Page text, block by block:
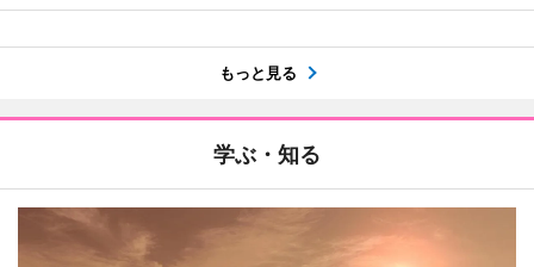
もっと見る
学ぶ・知る